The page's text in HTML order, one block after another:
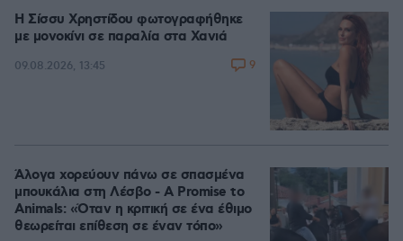
Η Σίσσυ Χρηστίδου φωτογραφήθηκε
με μονοκίνι σε παραλία στα Χανιά
09.08.2026, 13:45 9
Άλογα χορεύουν πάνω σε σπασμένα
μπουκάλια στη Λέσβο - A Promise to
Animals: «Όταν η κριτική σε ένα έθιμο
θεωρείται επίθεση σε έναν τόπο»